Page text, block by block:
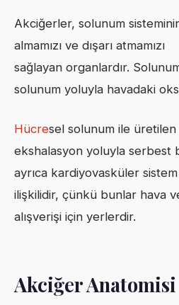
Akciğerler, solunum
almamızı ve dışarı atmamızı
sağlayan organlardır.
solunum yoluyla havadaki
Hücresel solunum ile
ekshalasyon yoluyla serbest
ayrıca kardiyovasküler
ilişkilidir, çünkü bunlar hava
alışverişi için yerlerdir.
Akciğer Anatomisi